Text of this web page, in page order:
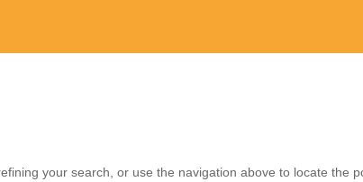
your search, or use the navigation above to locate the